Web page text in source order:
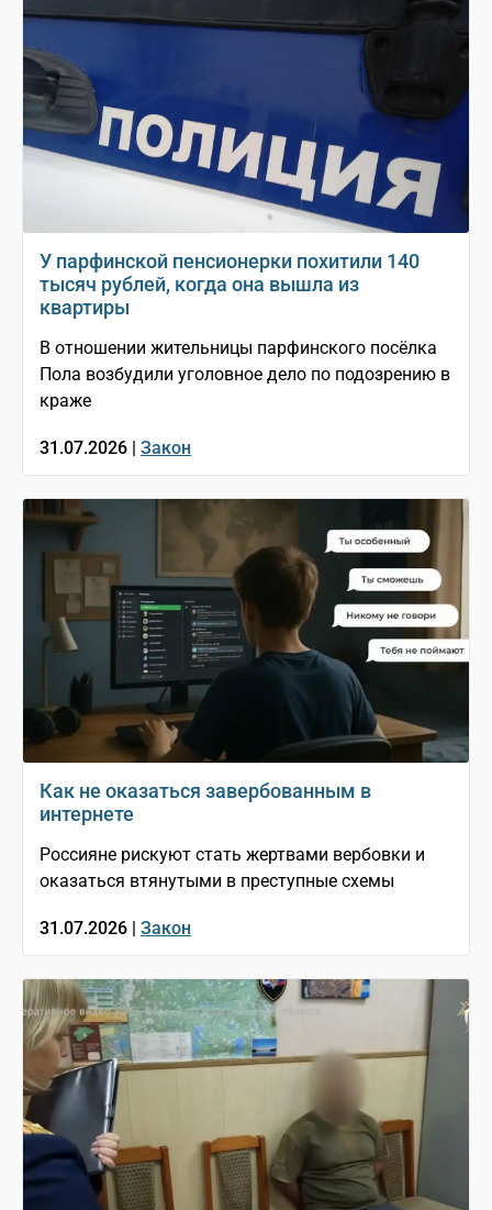
У парфинской пенсионерки похитили 140
тысяч рублей, когда она вышла из
квартиры
В отношении жительницы парфинского посёлка
Пола возбудили уголовное дело по подозрению в
краже
31.07.2026 | Закон
Как не оказаться завербованным в
интернете
Россияне рискуют стать жертвами вербовки и
оказаться втянутыми в преступные схемы
31.07.2026 | Закон